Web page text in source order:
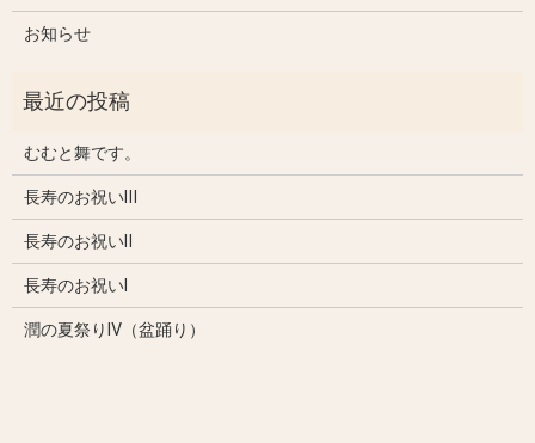
お知らせ
むむと舞です。
長寿のお祝いⅢ
長寿のお祝いⅡ
長寿のお祝いⅠ
潤の夏祭りⅣ（盆踊り）